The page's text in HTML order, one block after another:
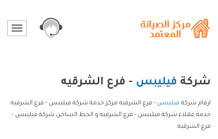
شركة فيليبس - فرع الشرقيه
ارقام شركة فيليبس - فرع الشرقيه مركز خدمة شركة فيليبس - فرع الشرقيه
خدمة عملاء شركة فيليبس - فرع الشرقيه و الخط الساخن شركة فيليبس -
فرع الشرقيه.